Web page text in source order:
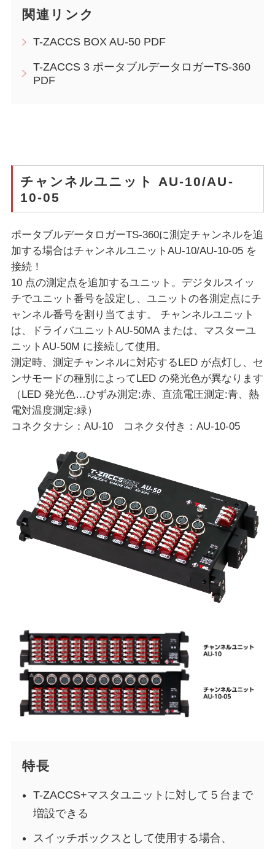
関連リンク
T-ZACCS BOX AU-50 PDF
T-ZACCS 3 ポータブルデータロガーTS-360
PDF
チャンネルユニット AU-10/AU-
10-05
ポータブルデータロガーTS-360に測定チャンネルを追
加する場合はチャンネルユニットAU-10/AU-10-05 を
接続！
10 点の測定点を追加するユニット。デジタルスイッ
チでユニット番号を設定し、ユニットの各測定点にチ
ャンネル番号を割り当てます。 チャンネルユニット
は、ドライバユニットAU-50MA または、マスターユ
ニットAU-50M に接続して使用。
測定時、測定チャンネルに対応するLED が点灯し、セ
ンサモードの種別によってLED の発光色が異なります
（LED 発光色…ひずみ測定:赤、直流電圧測定:青、熱
電対温度測定:緑）
コネクタナシ：AU-10 コネクタ付き：AU-10-05
特長
T-ZACCS+マスタユニットに対して５台まで
増設できる
スイッチボックスとして使用する場合、